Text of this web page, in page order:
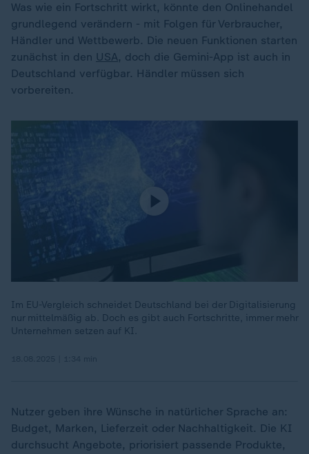
Was wie ein Fortschritt wirkt, könnte den Onlinehandel
grundlegend verändern - mit Folgen für Verbraucher,
Händler und Wettbewerb. Die neuen Funktionen starten
zunächst in den USA, doch die Gemini-App ist auch in
Deutschland verfügbar. Händler müssen sich
vorbereiten.
Im EU-Vergleich schneidet Deutschland bei der Digitalisierung
nur mittelmäßig ab. Doch es gibt auch Fortschritte, immer mehr
Unternehmen setzen auf KI.
Nutzer geben ihre Wünsche in natürlicher Sprache an:
Budget, Marken, Lieferzeit oder Nachhaltigkeit. Die KI
durchsucht Angebote, priorisiert passende Produkte,